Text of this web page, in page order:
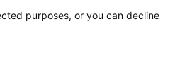
purposes, or you can decline